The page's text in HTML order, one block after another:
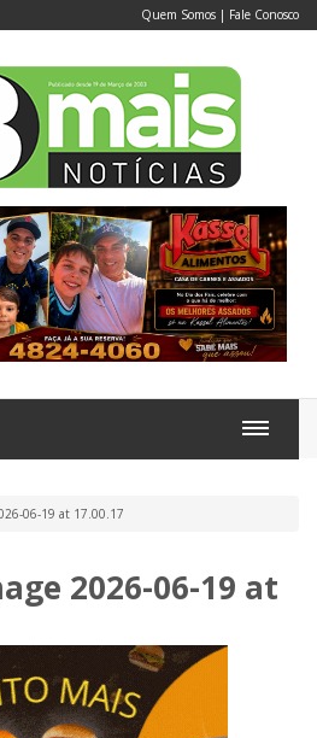
Quem Somos | Fale Conosco
06-19 at 17.00.17
2026-06-19 at